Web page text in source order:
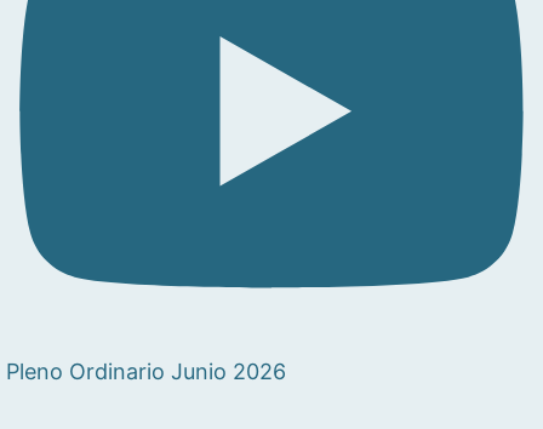
Pleno Ordinario Junio 2026